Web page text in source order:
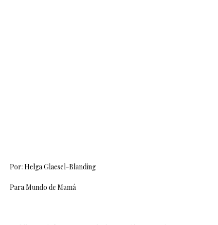
Por: Helga Glaesel-Blanding
Para Mundo de Mamá